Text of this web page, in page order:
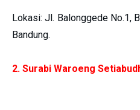
Lokasi: Jl. Balonggede No.1,
Bandung.
2. Surabi Waroeng